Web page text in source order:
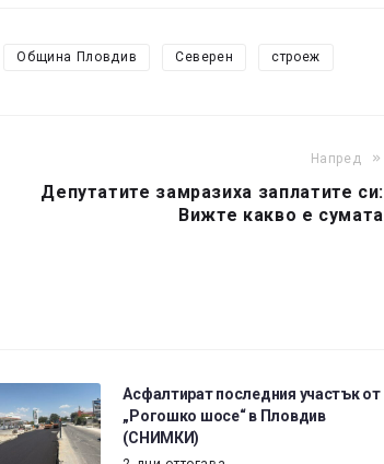
Община Пловдив Северен строеж
Напред
Депутатите замразиха заплатите си:
Вижте какво е сумата
Асфалтират последния участък от
„Рогошко шосе“ в Пловдив
(СНИМКИ)